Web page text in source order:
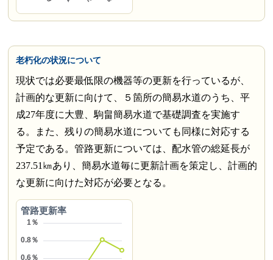
老朽化の状況について
現状では必要最低限の機器等の更新を行っているが、
計画的な更新に向けて、５箇所の簡易水道のうち、平
成27年度に大豊、駒畠簡易水道で基礎調査を実施す
る。また、残りの簡易水道についても同様に対応する
予定である。管路更新については、配水管の総延長が
237.51㎞あり、簡易水道毎に更新計画を策定し、計画的
な更新に向けた対応が必要となる。
管路更新率